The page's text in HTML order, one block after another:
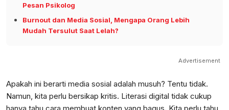
Pesan Psikolog
Burnout dan Media Sosial, Mengapa Orang Lebih
Mudah Tersulut Saat Lelah?
Advertisement
Apakah ini berarti media sosial adalah musuh? Tentu tidak.
Namun, kita perlu bersikap kritis. Literasi digital tidak cukup